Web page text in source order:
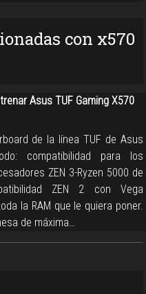
con x570
Asus TUF Gaming X570
de la línea TUF de Asus
compatibilidad para los
ZEN 3-Ryzen 5000 de
ZEN 2 con Vega
la RAM que le quiera poner.
de máxima…